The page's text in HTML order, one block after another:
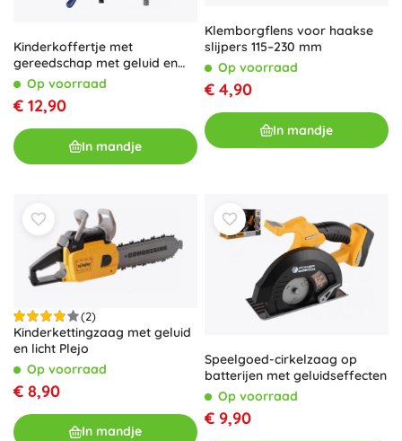
Kinderkoffertje met
gereedschap met geluid en
lichtOp voorraad
€ 12,90
In mandje
Klemborgflens voor haakse
slijpers 115–230 mm
Op voorraad
€ 4,90
In mandje
(2)
Kinderkettingzaag met geluid
en licht Plejo
Op voorraad
€ 8,90
In mandje
Speelgoed-cirkelzaag op
batterijen met geluidseffecten
Op voorraad
€ 9,90